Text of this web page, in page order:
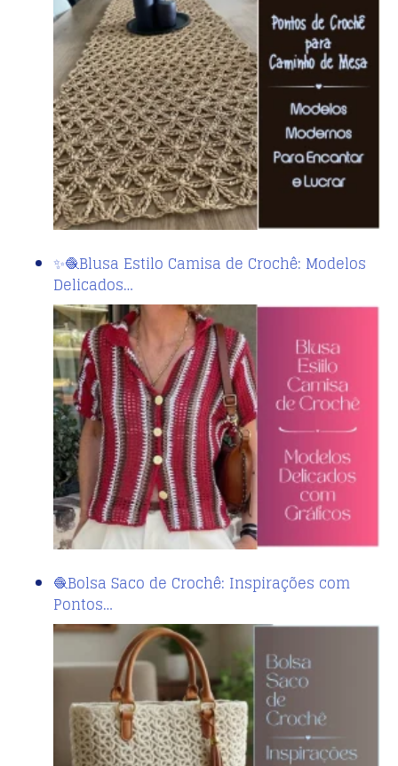
✨🧶Blusa Estilo Camisa de Crochê: Modelos
Delicados…
🧶Bolsa Saco de Crochê: Inspirações com
Pontos…